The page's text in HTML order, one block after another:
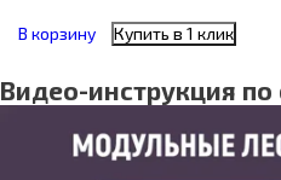
В корзину Купить в 1 клик
Видео-инструкция